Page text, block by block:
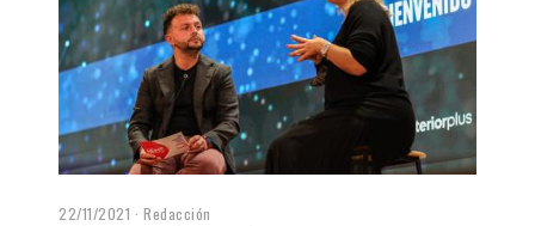
22/11/2021 Redacción